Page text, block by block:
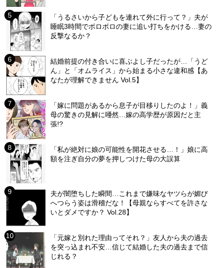
「うるさいから子どもを連れて外に行って？」夫が
睡眠3時間でボロボロの妻に追い打ちをかける…妻の
反撃なるか？
結婚前提の付き合いに喜ぶよし子だったが…「うど
ん」と「オムライス」から始まる小さな違和感【あ
なたが理解できません Vol.5】
「嫁に問題があるから息子が目移りしたのよ！」義
母の驚きの見解に唖然…嫁の高学歴が原因だと主
張!?
「私が絶対に娘の可能性を開花させる…！」娘に高
額を注ぎ自分の夢を押しつけた母の大誤算
夫が闇堕ちした瞬間…これまで嫌味なヤツらが媚び
へつらう姿は滑稽だな！【母親ならすべてを許さな
いとダメですか？ Vol.28】
「元嫁と別れた理由ってそれ？」友人から夫の過去
を突っ込まれ不安…信じて結婚した夫の過去まで信
じれる？